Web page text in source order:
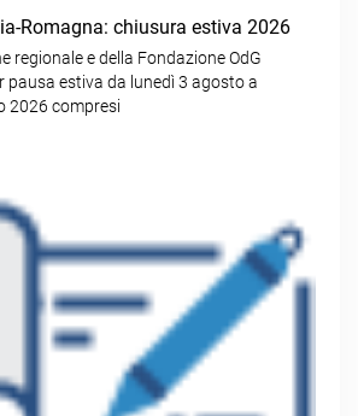
Romagna: chiusura estiva 2026
regionale e della Fondazione OdG
pausa estiva da lunedì 3 agosto a
2026 compresi